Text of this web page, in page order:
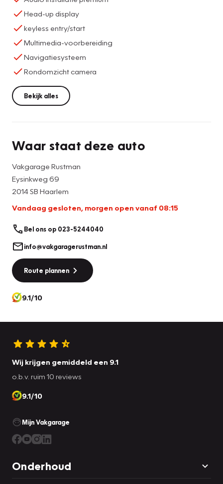
Head-up display
keyless entry/start
Multimedia-voorbereiding
Navigatiesysteem
Rondomzicht camera
Bekijk alles
Waar staat deze auto
Vakgarage Rustman
Eysinkweg 69
2014 SB Haarlem
Vandaag gesloten, morgen open vanaf 08:15
Bel ons op 023-5244040
info@vakgaragerustman.nl
Route plannen
9.1/10
Wij krijgen gemiddeld een 9.1
o.b.v. ruim 10 reviews
9.1/10
Mijn Vakgarage
Onderhoud